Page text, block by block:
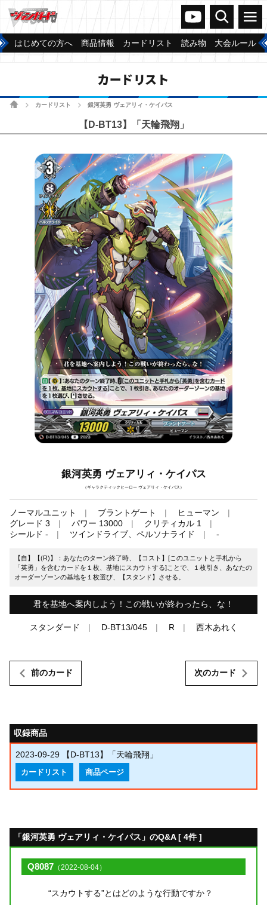
ヴァンガードch
検索 メニュー
はじめての方へ 商品情報 カードリスト 読み物 大会ルール
カードリスト
ホームカードリスト 銀河英勇 ヴェアリィ・ケイパス
【D-BT13】「天輪飛翔」
銀河英勇 ヴェアリィ・ケイパス
（ギャラクティックヒーロー ヴェアリィ・ケイパス）
ノーマルユニット ブラントゲート
ヒューマン
グレード 3
パワー 13000
クリティカル 1
シールド -
ツインドライブ、ペルソナライド -
【自】【(R)】：あなたのターン終了時、【コスト】[このユニットと手札から
「英勇」を含むカードを１枚、基地にスカウトする]ことで、１枚引き、あなたの
オーダーゾーンの基地を１枚選び、【スタンド】させる。
君を基地へ案内しよう！この戦いが終わったら、な！
スタンダード D-BT13/045 R 西木あれく
前のカード 次のカード
収録商品
2023-09-29 【D-BT13】「天輪飛翔」
カードリスト 商品ページ
「銀河英勇 ヴェアリィ・ケイパス」のQ&A [ 4件 ]
Q8087 （2022-08-04）
“スカウトする”とはどのような行動ですか？